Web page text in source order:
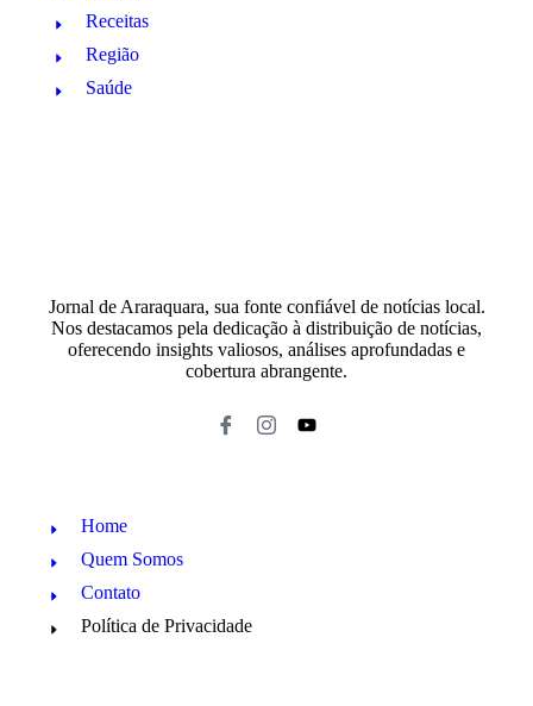
Receitas
Região
Saúde
Jornal de Araraquara, sua fonte confiável de notícias local.
Nos destacamos pela dedicação à distribuição de notícias,
oferecendo insights valiosos, análises aprofundadas e
cobertura abrangente.
Home
Quem Somos
Contato
Política de Privacidade